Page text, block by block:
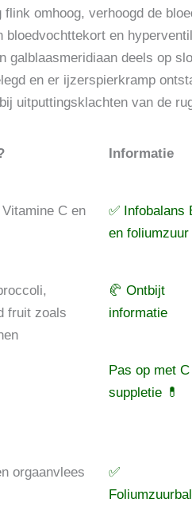
omhoog, verhoogd de
bloedvochttekort en
galblaasmeridiaan deels op
en er ijzerspierkramp
uitputtingsklachten van de
Informatie
C en
✅ Infobalans
en foliumzuur
fruit zoals
🥐 Ontbijt
informatie
Pas op met C
suppletie 💊
orgaanvlees
✅